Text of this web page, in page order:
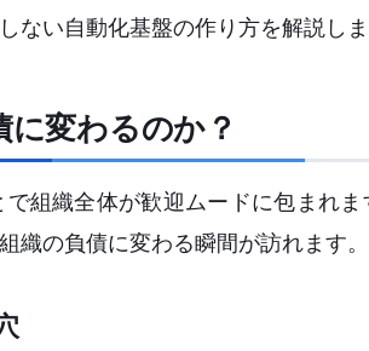
ない自動化基盤の作り方を解説しま
変わるのか？
組織全体が歓迎ムードに包まれ
織の負債に変わる瞬間が訪れます。